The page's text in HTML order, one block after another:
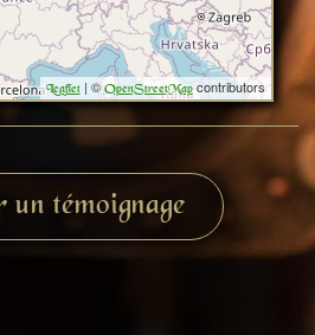
Leaflet| © OpenStreetMapcontributors
témoignage